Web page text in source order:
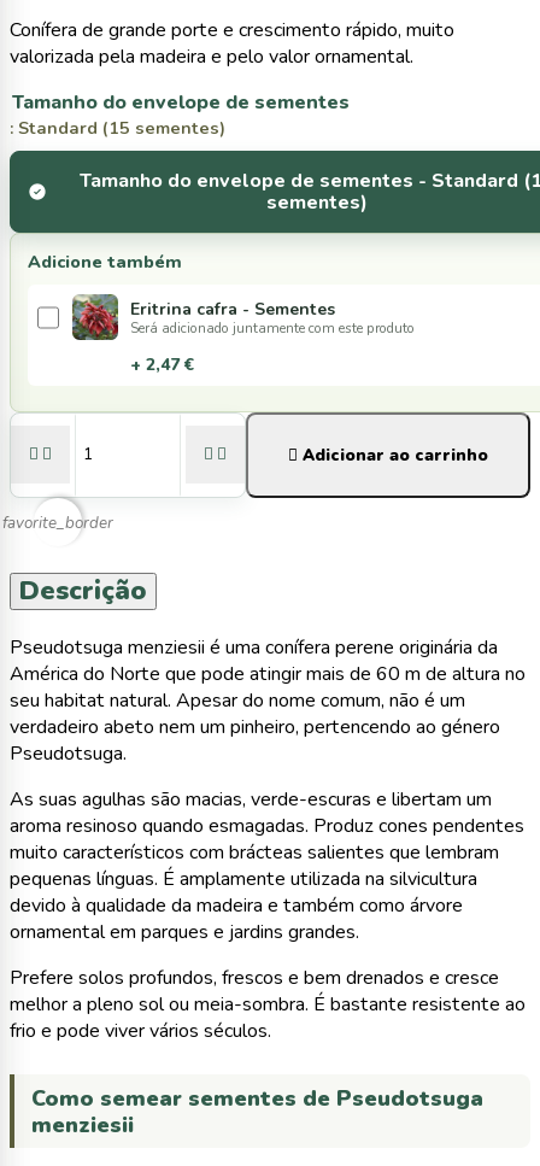
Conífera de grande porte e crescimento rápido, muito
valorizada pela madeira e pelo valor ornamental.
Tamanho do envelope de sementes
: Standard (15 sementes)
Tamanho do envelope de sementes - Standard
sementes)
     Adicionar ao carrinho
favorite_border
Adicione também
Eritrina cafra - Sementes
Será adicionado juntamente com este produto
+ 2,47 €
Descrição
Pseudotsuga menziesii é uma conífera perene originária da
América do Norte que pode atingir mais de 60 m de altura no
seu habitat natural. Apesar do nome comum, não é um
verdadeiro abeto nem um pinheiro, pertencendo ao género
Pseudotsuga.
As suas agulhas são macias, verde-escuras e libertam um
aroma resinoso quando esmagadas. Produz cones pendentes
muito característicos com brácteas salientes que lembram
pequenas línguas. É amplamente utilizada na silvicultura
devido à qualidade da madeira e também como árvore
ornamental em parques e jardins grandes.
Prefere solos profundos, frescos e bem drenados e cresce
melhor a pleno sol ou meia-sombra. É bastante resistente ao
frio e pode viver vários séculos.
Como semear sementes de Pseudotsuga
menziesii